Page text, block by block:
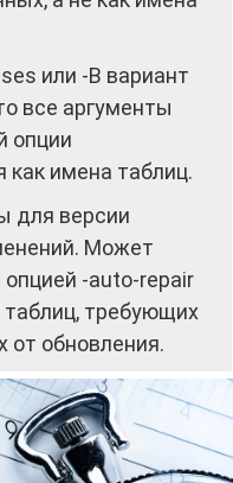
или -B вариант
все аргументы
опции
имена таблиц.
для версии
Может
опцией -auto-repair
требующих
от обновления.